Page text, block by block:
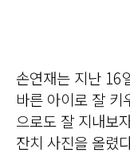
손연재는 지난 16
바른 아이로 잘 키
으로도 잘 지내보
잔치 사진을 올렸